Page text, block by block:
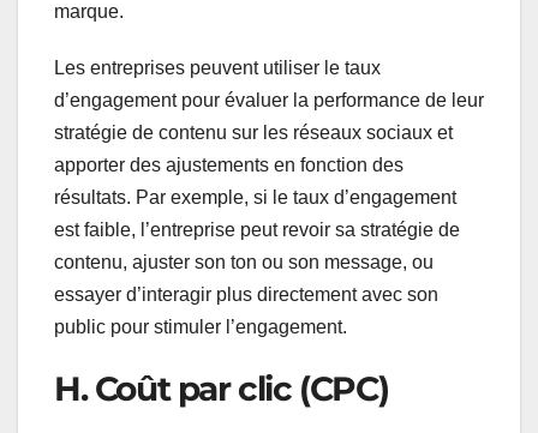
marque.
Les entreprises peuvent utiliser le taux
d’engagement pour évaluer la performance de leur
stratégie de contenu sur les réseaux sociaux et
apporter des ajustements en fonction des
résultats. Par exemple, si le taux d’engagement
est faible, l’entreprise peut revoir sa stratégie de
contenu, ajuster son ton ou son message, ou
essayer d’interagir plus directement avec son
public pour stimuler l’engagement.
H. Coût par clic (CPC)